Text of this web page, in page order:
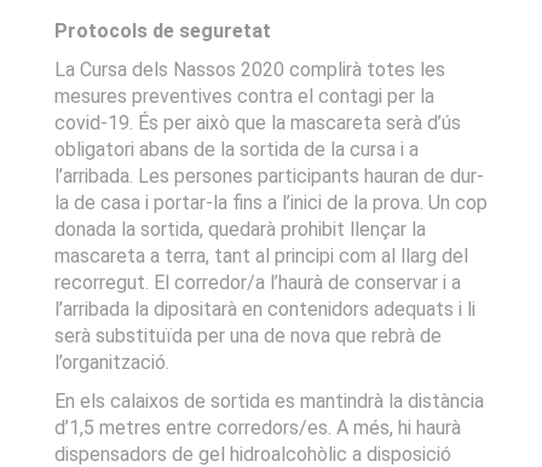
Protocols de seguretat
La Cursa dels Nassos 2020 complirà totes les
mesures preventives contra el contagi per la
covid-19. És per això que la mascareta serà d’ús
obligatori abans de la sortida de la cursa i a
l’arribada. Les persones participants hauran de dur-
la de casa i portar-la fins a l’inici de la prova. Un cop
donada la sortida, quedarà prohibit llençar la
mascareta a terra, tant al principi com al llarg del
recorregut. El corredor/a l’haurà de conservar i a
l’arribada la dipositarà en contenidors adequats i li
serà substituïda per una de nova que rebrà de
l’organització.
En els calaixos de sortida es mantindrà la distància
d’1,5 metres entre corredors/es. A més, hi haurà
dispensadors de gel hidroalcohòlic a disposició